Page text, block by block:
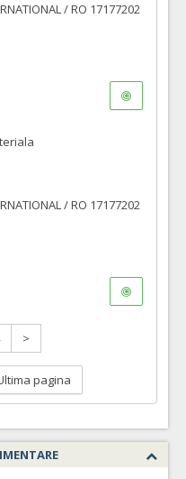
/ RO 17177202
/ RO 17177202
>
pagina